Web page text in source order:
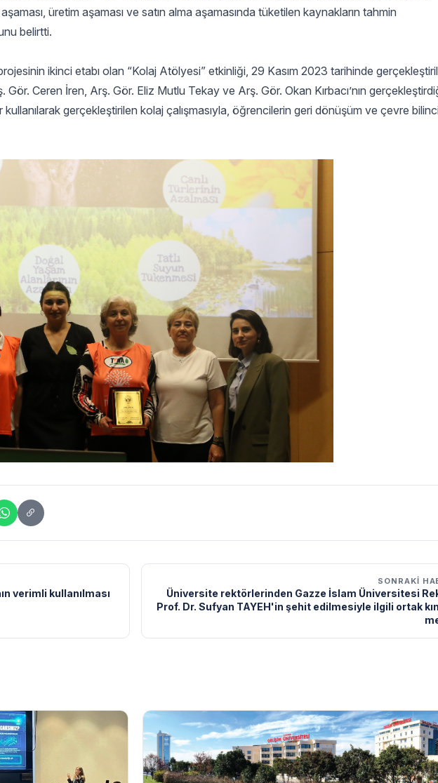
üretim aşaması ve satın alma aşamasında tüketilen kaynakların tahmin
belirtti.
ikinci etabı olan “Kolaj Atölyesi” etkinliği, 29 Kasım 2023 tarihinde
Ceren İren, Arş. Gör. Eliz Mutlu Tekay ve Arş. Gör. Okan Kırbacı’nın
gerçekleştirilen kolaj çalışmasıyla, öğrencilerin geri dönüşüm ve çevre bilinci
verimli kullanılması
SONRAKI
Üniversite rektörlerinden Gazze İslam Üniversitesi
Prof. Dr. Sufyan TAYEH'in şehit edilmesiyle ilgili ortak